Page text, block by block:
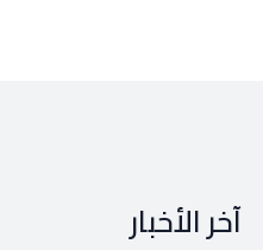
آخر الأخبار